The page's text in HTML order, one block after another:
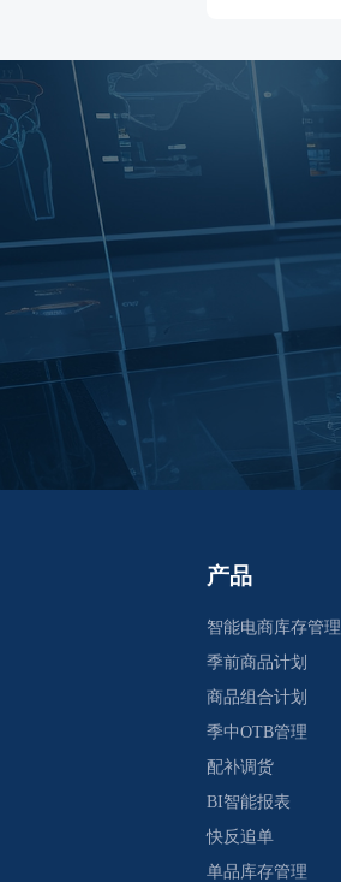
产品
智能电商库存管理
季前商品计划
商品组合计划
季中OTB管理
配补调货
BI智能报表
快反追单
单品库存管理